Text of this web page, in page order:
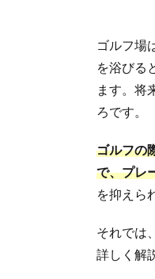
ゴルフ場
を浴びる
ます。将
ろです。
ゴルフの
で、プレ
を抑えら
それでは
詳しく解